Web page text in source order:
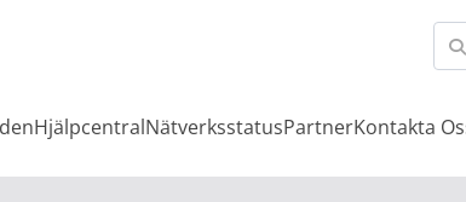
HjälpcentralNätverksstatusPartnerKontakta